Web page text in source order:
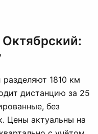
1810 км
дистанцию за 25
без
Цены актуальны на